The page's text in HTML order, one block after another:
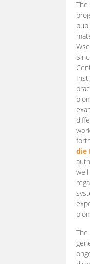
die
well
The